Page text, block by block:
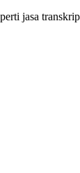
jasa